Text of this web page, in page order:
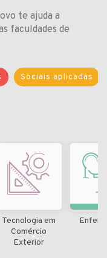
te ajuda a
faculdades de
Sociais aplicadas
Tecnologia em
Comércio
Exterior